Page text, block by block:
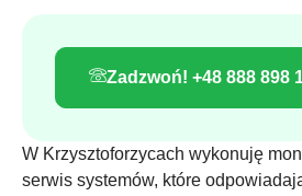
Zadzwoń! +48 888 898
W Krzysztoforzycach wykonuję
serwis systemów, które